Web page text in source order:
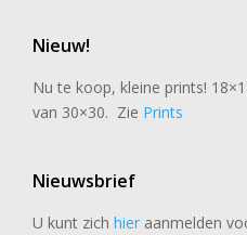
Nieuw!
Nu te koop, kleine prints!
van 30×30. Zie Prints
Nieuwsbrief
U kunt zich hier aanmelden